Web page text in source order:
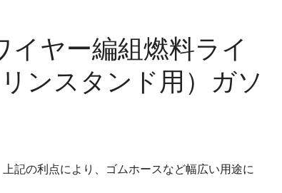
ヤー編組燃料ライ
ンスタンド用）ガソ
記の利点により、ゴムホースなど幅広い用途に